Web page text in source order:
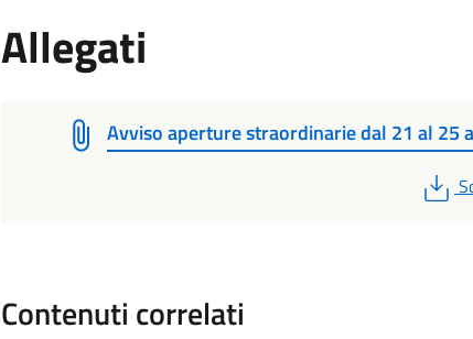
Allegati
Avviso aperture straordinarie dal 21 al 25
Contenuti correlati